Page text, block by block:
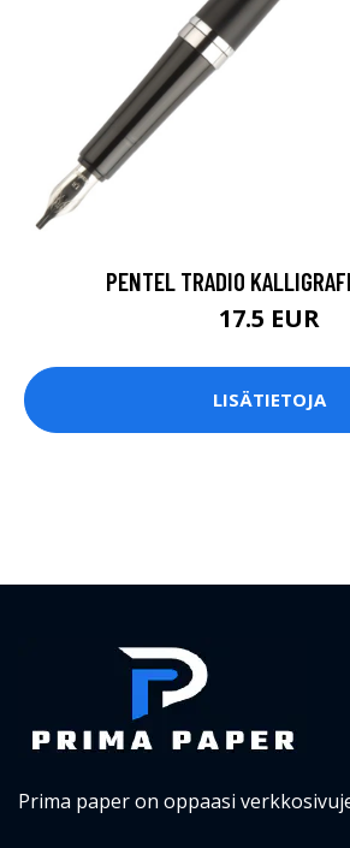
PENTEL TRADIO
17.5 EUR
LISÄTIETOJA
Prima paper on oppaasi